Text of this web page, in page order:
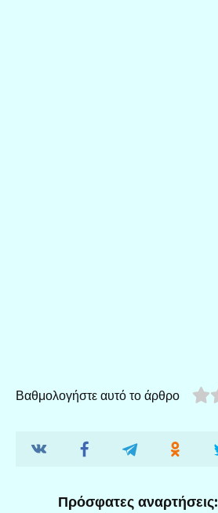
Βαθμολογήστε αυτό το άρθρο
Πρόσφατες αναρτήσεις: